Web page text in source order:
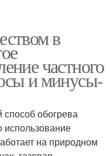
в
частного
и минусы-
обогрева
использование
на природном